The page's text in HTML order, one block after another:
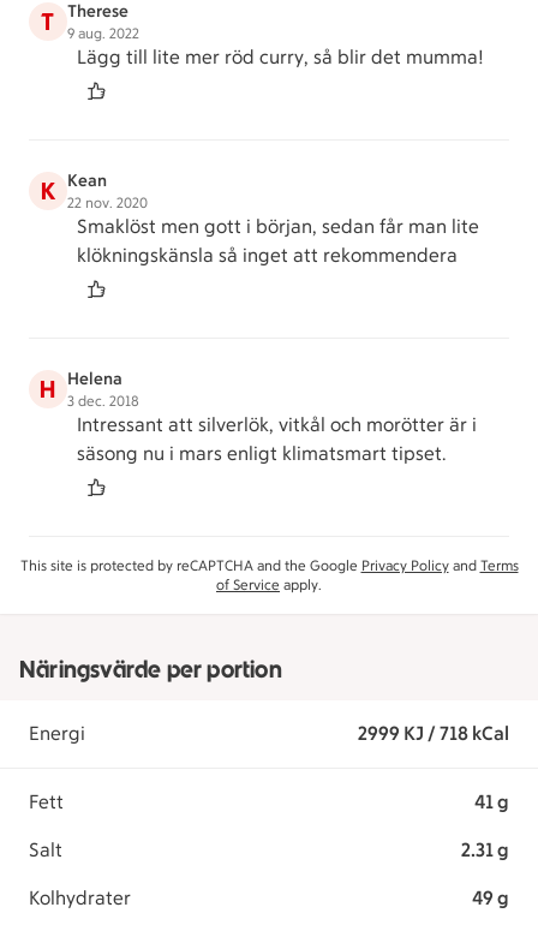
T Therese
9 aug. 2022
Lägg till lite mer röd curry, så blir det mumma!
K Kean
22 nov. 2020
Smaklöst men gott i början, sedan får man lite
klökningskänsla så inget att rekommendera
H Helena
3 dec. 2018
Intressant att silverlök, vitkål och morötter är i
säsong nu i mars enligt klimatsmart tipset.
This site is protected by reCAPTCHA and the Google Privacy Policyand Terms
of Service apply.
Näringsvärde per portion
Energi 2999 KJ / 718 kCal
Fett 41 g
Salt 2.31 g
Kolhydrater 49 g